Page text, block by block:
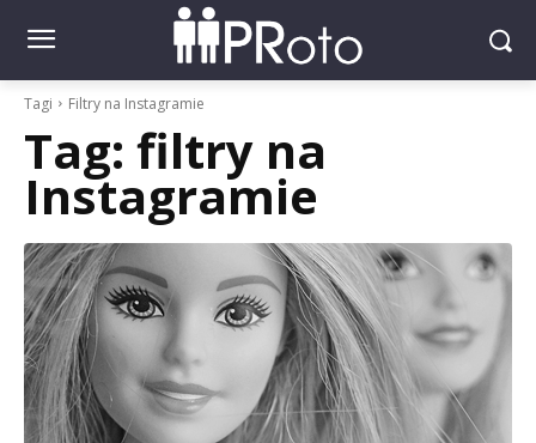
Tagi Filtry na Instagramie
Tag: filtry na
Instagramie